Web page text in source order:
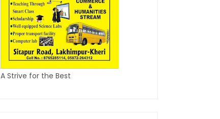
A Strive for the Best